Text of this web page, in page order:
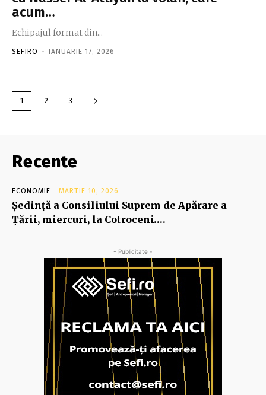
acum…
Echipajul format din...
SEFIRO - IANUARIE 17, 2026
1 2 3
Recente
ECONOMIE MARTIE 10, 2026
Şedinţă a Consiliului Suprem de Apărare a
Ţării, miercuri, la Cotroceni….
- Publicitate -